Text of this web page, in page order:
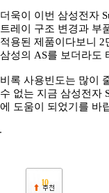
더욱이 이번 삼성전자
트레이 구조 변경과 부
적용된 제품이다보니
삼성의 AS를 보더라도
비록 사용빈도는 많이
수 없는 지금 삼성전자
에 도움이 되었기를 바
10